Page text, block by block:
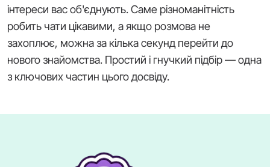
інтереси вас об'єднують. Саме різноманітність
робить чати цікавими, а якщо розмова не
захоплює, можна за кілька секунд перейти до
нового знайомства. Простий і гнучкий підбір — одна
з ключових частин цього досвіду.